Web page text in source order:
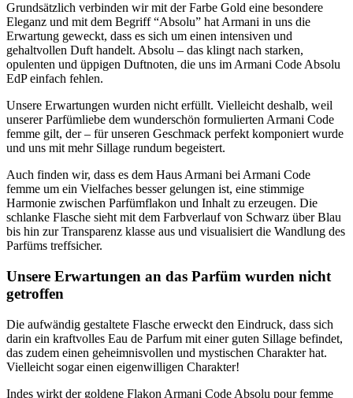
Grundsätzlich verbinden wir mit der Farbe Gold eine besondere
Eleganz und mit dem Begriff “Absolu” hat Armani in uns die
Erwartung geweckt, dass es sich um einen intensiven und
gehaltvollen Duft handelt. Absolu – das klingt nach starken,
opulenten und üppigen Duftnoten, die uns im Armani Code Absolu
EdP einfach fehlen.
Unsere Erwartungen wurden nicht erfüllt. Vielleicht deshalb, weil
unserer Parfümliebe dem wunderschön formulierten Armani Code
femme gilt, der – für unseren Geschmack perfekt komponiert wurde
und uns mit mehr Sillage rundum begeistert.
Auch finden wir, dass es dem Haus Armani bei Armani Code
femme um ein Vielfaches besser gelungen ist, eine stimmige
Harmonie zwischen Parfümflakon und Inhalt zu erzeugen. Die
schlanke Flasche sieht mit dem Farbverlauf von Schwarz über Blau
bis hin zur Transparenz klasse aus und visualisiert die Wandlung des
Parfüms treffsicher.
Unsere Erwartungen an das Parfüm wurden nicht
getroffen
Die aufwändig gestaltete Flasche erweckt den Eindruck, dass sich
darin ein kraftvolles Eau de Parfum mit einer guten Sillage befindet,
das zudem einen geheimnisvollen und mystischen Charakter hat.
Vielleicht sogar einen eigenwilligen Charakter!
Indes wirkt der goldene Flakon Armani Code Absolu pour femme